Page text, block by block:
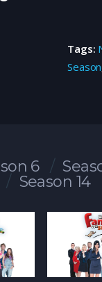
Tags:
Season
6
Season 14